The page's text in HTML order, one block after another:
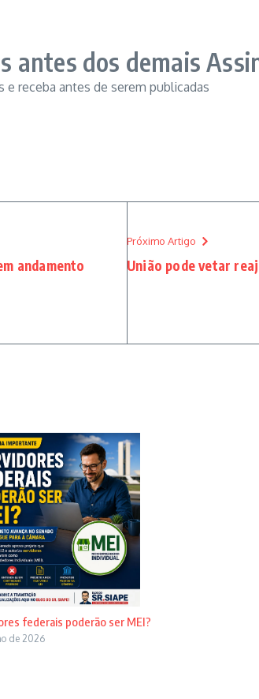
antes dos demais
e receba antes de serem publicadas
andamento
Próximo Artigo
União pode vetar
federais poderão ser MEI?
de 2026